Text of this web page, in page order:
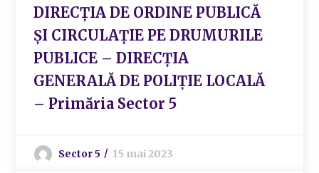
DIRECȚIA DE ORDINE PUBLICĂ
ȘI CIRCULAȚIE PE DRUMURILE
PUBLICE – DIRECȚIA
GENERALĂ DE POLIȚIE LOCALĂ
– Primăria Sector 5
Sector 5 15 mai 2023